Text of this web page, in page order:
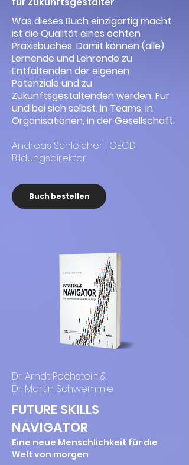
Was dieses Buch einzigartig macht
ist die Qualität eines echten
Praxisbuches. Damit können (alle)
Lernende und Lehrende zu
Entfaltenden der eigenen
Potenziale und zu
Zukunftsgestaltenden werden. Für
und bei sich selbst. In Teams, in
Organisationen, in der Gesellschaft.
Andreas Schleicher | OECD
Bildungsdirektor
Buch bestellen
Dr. Arndt Pechstein &
Dr. Martin Schwemmle
FUTURE SKILLS
NAVIGATOR
Eine neue Menschlichkeit für die
Welt von morgen